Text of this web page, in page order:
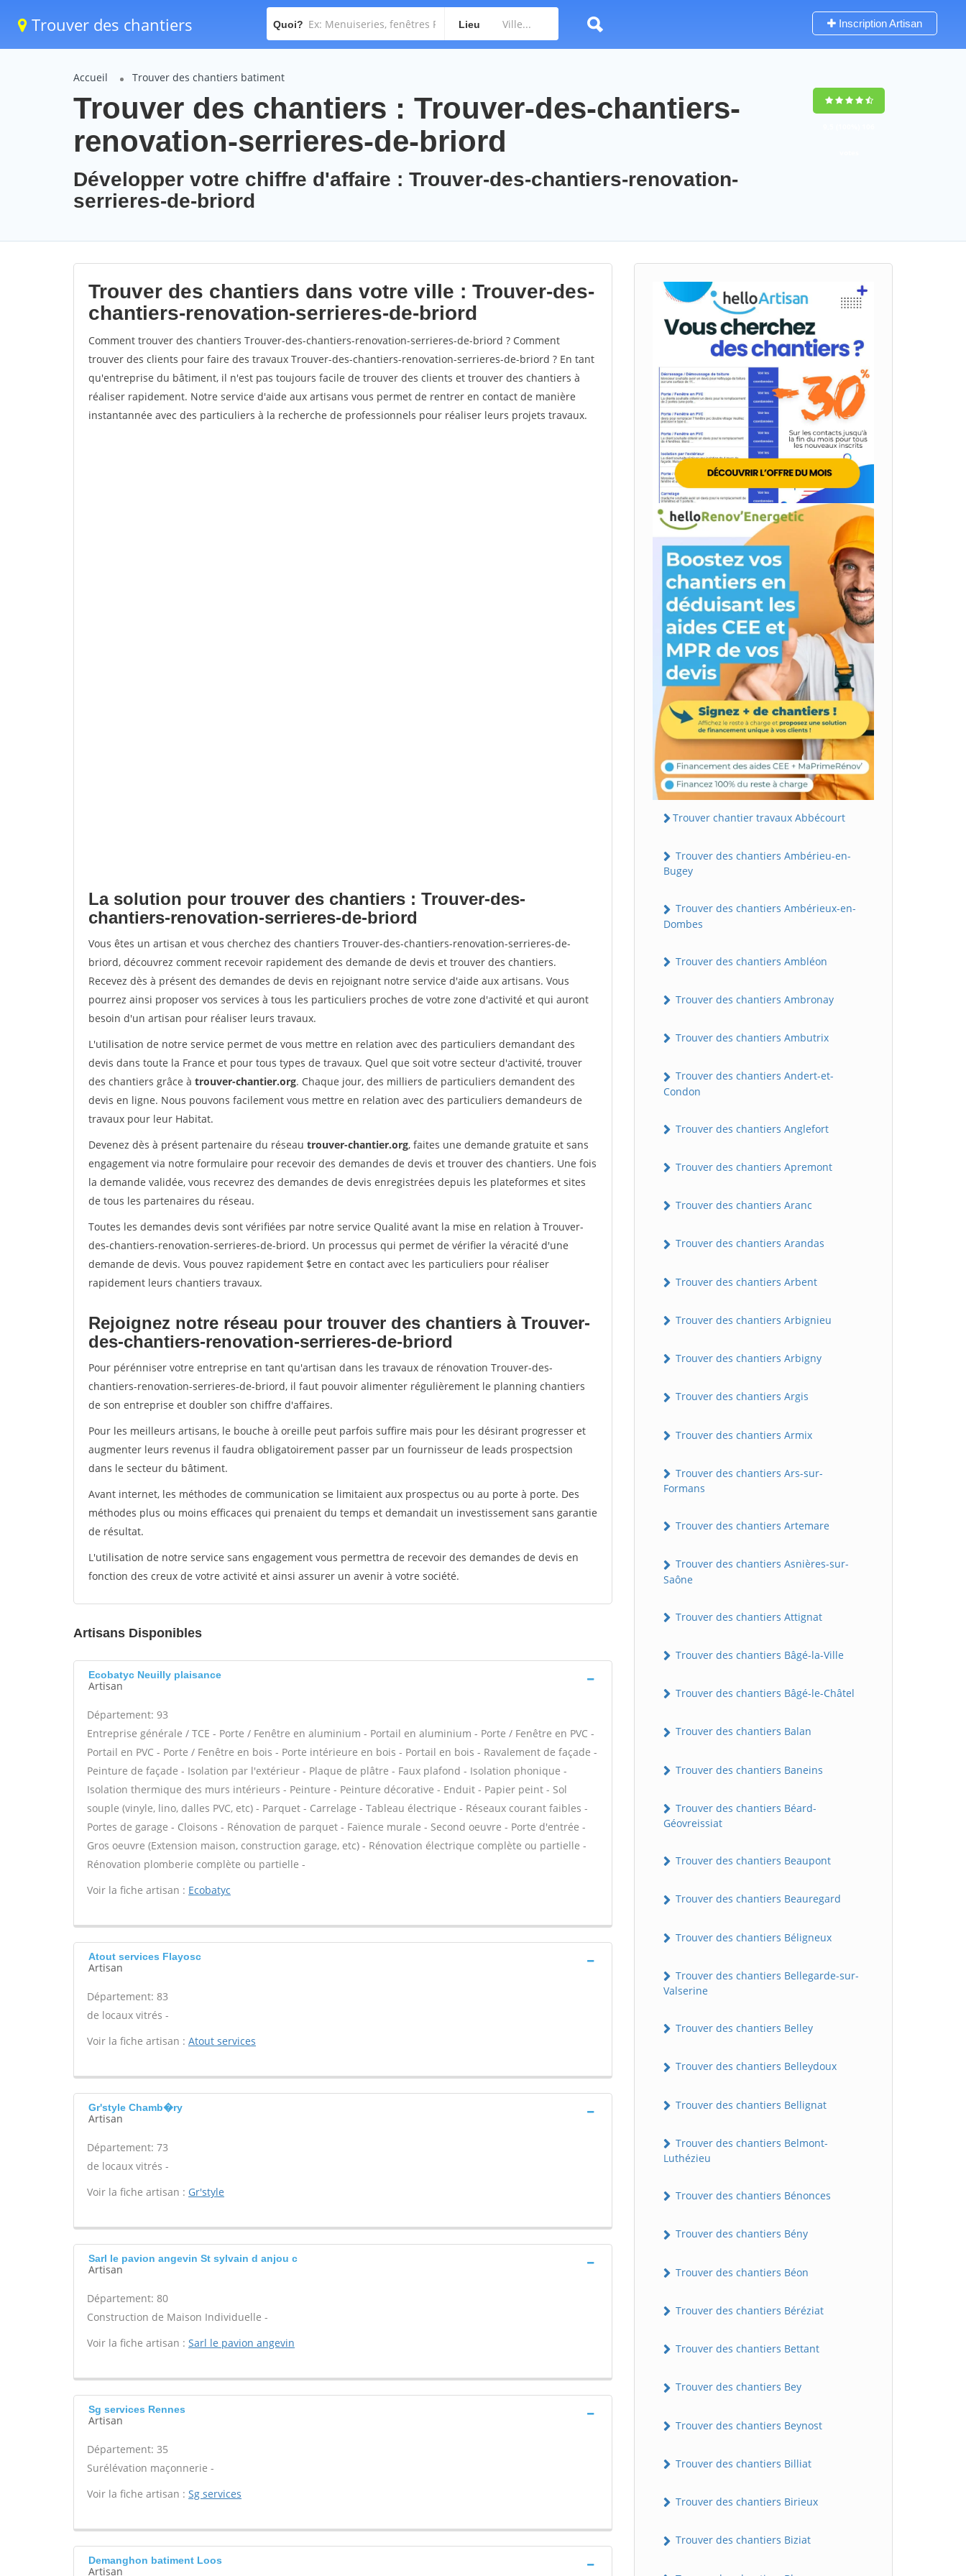
Trouver des chantiers Quoi? Lieu Inscription Artisan
Accueil Trouver des chantiers batiment
Trouver des chantiers : Trouver-des-chantiers-
renovation-serrieres-de-briord
Développer votre chiffre d'affaire : Trouver-des-chantiers-renovation-
serrieres-de-briord
Trouver des chantiers dans votre ville : Trouver-des-
chantiers-renovation-serrieres-de-briord
Comment trouver des chantiers Trouver-des-chantiers-renovation-serrieres-de-briord ? Comment
trouver des clients pour faire des travaux Trouver-des-chantiers-renovation-serrieres-de-briord ? En tant
qu'entreprise du bâtiment, il n'est pas toujours facile de trouver des clients et trouver des chantiers à
réaliser rapidement. Notre service d'aide aux artisans vous permet de rentrer en contact de manière
instantannée avec des particuliers à la recherche de professionnels pour réaliser leurs projets travaux.
La solution pour trouver des chantiers : Trouver-des-
chantiers-renovation-serrieres-de-briord
Vous êtes un artisan et vous cherchez des chantiers Trouver-des-chantiers-renovation-serrieres-de-
briord, découvrez comment recevoir rapidement des demande de devis et trouver des chantiers.
Recevez dès à présent des demandes de devis en rejoignant notre service d'aide aux artisans. Vous
pourrez ainsi proposer vos services à tous les particuliers proches de votre zone d'activité et qui auront
besoin d'un artisan pour réaliser leurs travaux.
L'utilisation de notre service permet de vous mettre en relation avec des particuliers demandant des
devis dans toute la France et pour tous types de travaux. Quel que soit votre secteur d'activité, trouver
des chantiers grâce à trouver-chantier.org. Chaque jour, des milliers de particuliers demandent des
devis en ligne. Nous pouvons facilement vous mettre en relation avec des particuliers demandeurs de
travaux pour leur Habitat.
Devenez dès à présent partenaire du réseau trouver-chantier.org, faites une demande gratuite et sans
engagement via notre formulaire pour recevoir des demandes de devis et trouver des chantiers. Une fois
la demande validée, vous recevrez des demandes de devis enregistrées depuis les plateformes et sites
de tous les partenaires du réseau.
Toutes les demandes devis sont vérifiées par notre service Qualité avant la mise en relation à Trouver-
des-chantiers-renovation-serrieres-de-briord. Un processus qui permet de vérifier la véracité d'une
demande de devis. Vous pouvez rapidement $etre en contact avec les particuliers pour réaliser
rapidement leurs chantiers travaux.
Rejoignez notre réseau pour trouver des chantiers à Trouver-
des-chantiers-renovation-serrieres-de-briord
Pour pérénniser votre entreprise en tant qu'artisan dans les travaux de rénovation Trouver-des-
chantiers-renovation-serrieres-de-briord, il faut pouvoir alimenter régulièrement le planning chantiers
de son entreprise et doubler son chiffre d'affaires.
Pour les meilleurs artisans, le bouche à oreille peut parfois suffire mais pour les désirant progresser et
augmenter leurs revenus il faudra obligatoirement passer par un fournisseur de leads prospectsion
dans le secteur du bâtiment.
Avant internet, les méthodes de communication se limitaient aux prospectus ou au porte à porte. Des
méthodes plus ou moins efficaces qui prenaient du temps et demandait un investissement sans garantie
de résultat.
L'utilisation de notre service sans engagement vous permettra de recevoir des demandes de devis en
fonction des creux de votre activité et ainsi assurer un avenir à votre société.
Artisans Disponibles
Ecobatyc Neuilly plaisance
Artisan
Département: 93
Entreprise générale / TCE - Porte / Fenêtre en aluminium - Portail en aluminium - Porte / Fenêtre en PVC -
Portail en PVC - Porte / Fenêtre en bois - Porte intérieure en bois - Portail en bois - Ravalement de façade -
Peinture de façade - Isolation par l'extérieur - Plaque de plâtre - Faux plafond - Isolation phonique -
Isolation thermique des murs intérieurs - Peinture - Peinture décorative - Enduit - Papier peint - Sol
souple (vinyle, lino, dalles PVC, etc) - Parquet - Carrelage - Tableau électrique - Réseaux courant faibles -
Portes de garage - Cloisons - Rénovation de parquet - Faïence murale - Second oeuvre - Porte d'entrée -
Gros oeuvre (Extension maison, construction garage, etc) - Rénovation électrique complète ou partielle -
Rénovation plomberie complète ou partielle -
Voir la fiche artisan : Ecobatyc
Atout services Flayosc
Artisan
Département: 83
de locaux vitrés -
Voir la fiche artisan : Atout services
Gr'style Chamb�ry
Artisan
Département: 73
de locaux vitrés -
Voir la fiche artisan : Gr'style
Sarl le pavion angevin St sylvain d anjou c
Artisan
Département: 80
Construction de Maison Individuelle -
Voir la fiche artisan : Sarl le pavion angevin
Sg services Rennes
Artisan
Département: 35
Surélévation maçonnerie -
Voir la fiche artisan : Sg services
Demanghon batiment Loos
Artisan
Trouver chantier travaux Abbécourt
Trouver des chantiers Ambérieu-en-
Bugey
Trouver des chantiers Ambérieux-en-
Dombes
Trouver des chantiers Ambléon
Trouver des chantiers Ambronay
Trouver des chantiers Ambutrix
Trouver des chantiers Andert-et-
Condon
Trouver des chantiers Anglefort
Trouver des chantiers Apremont
Trouver des chantiers Aranc
Trouver des chantiers Arandas
Trouver des chantiers Arbent
Trouver des chantiers Arbignieu
Trouver des chantiers Arbigny
Trouver des chantiers Argis
Trouver des chantiers Armix
Trouver des chantiers Ars-sur-
Formans
Trouver des chantiers Artemare
Trouver des chantiers Asnières-sur-
Saône
Trouver des chantiers Attignat
Trouver des chantiers Bâgé-la-Ville
Trouver des chantiers Bâgé-le-Châtel
Trouver des chantiers Balan
Trouver des chantiers Baneins
Trouver des chantiers Béard-
Géovreissiat
Trouver des chantiers Beaupont
Trouver des chantiers Beauregard
Trouver des chantiers Béligneux
Trouver des chantiers Bellegarde-sur-
Valserine
Trouver des chantiers Belley
Trouver des chantiers Belleydoux
Trouver des chantiers Bellignat
Trouver des chantiers Belmont-
Luthézieu
Trouver des chantiers Bénonces
Trouver des chantiers Bény
Trouver des chantiers Béon
Trouver des chantiers Béréziat
Trouver des chantiers Bettant
Trouver des chantiers Bey
Trouver des chantiers Beynost
Trouver des chantiers Billiat
Trouver des chantiers Birieux
Trouver des chantiers Biziat